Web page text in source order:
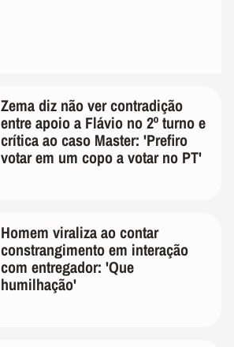
Zema diz não ver contradição
entre apoio a Flávio no 2º turno e
crítica ao caso Master: 'Prefiro
votar em um copo a votar no PT'
Homem viraliza ao contar
constrangimento em interação
com entregador: 'Que
humilhação'